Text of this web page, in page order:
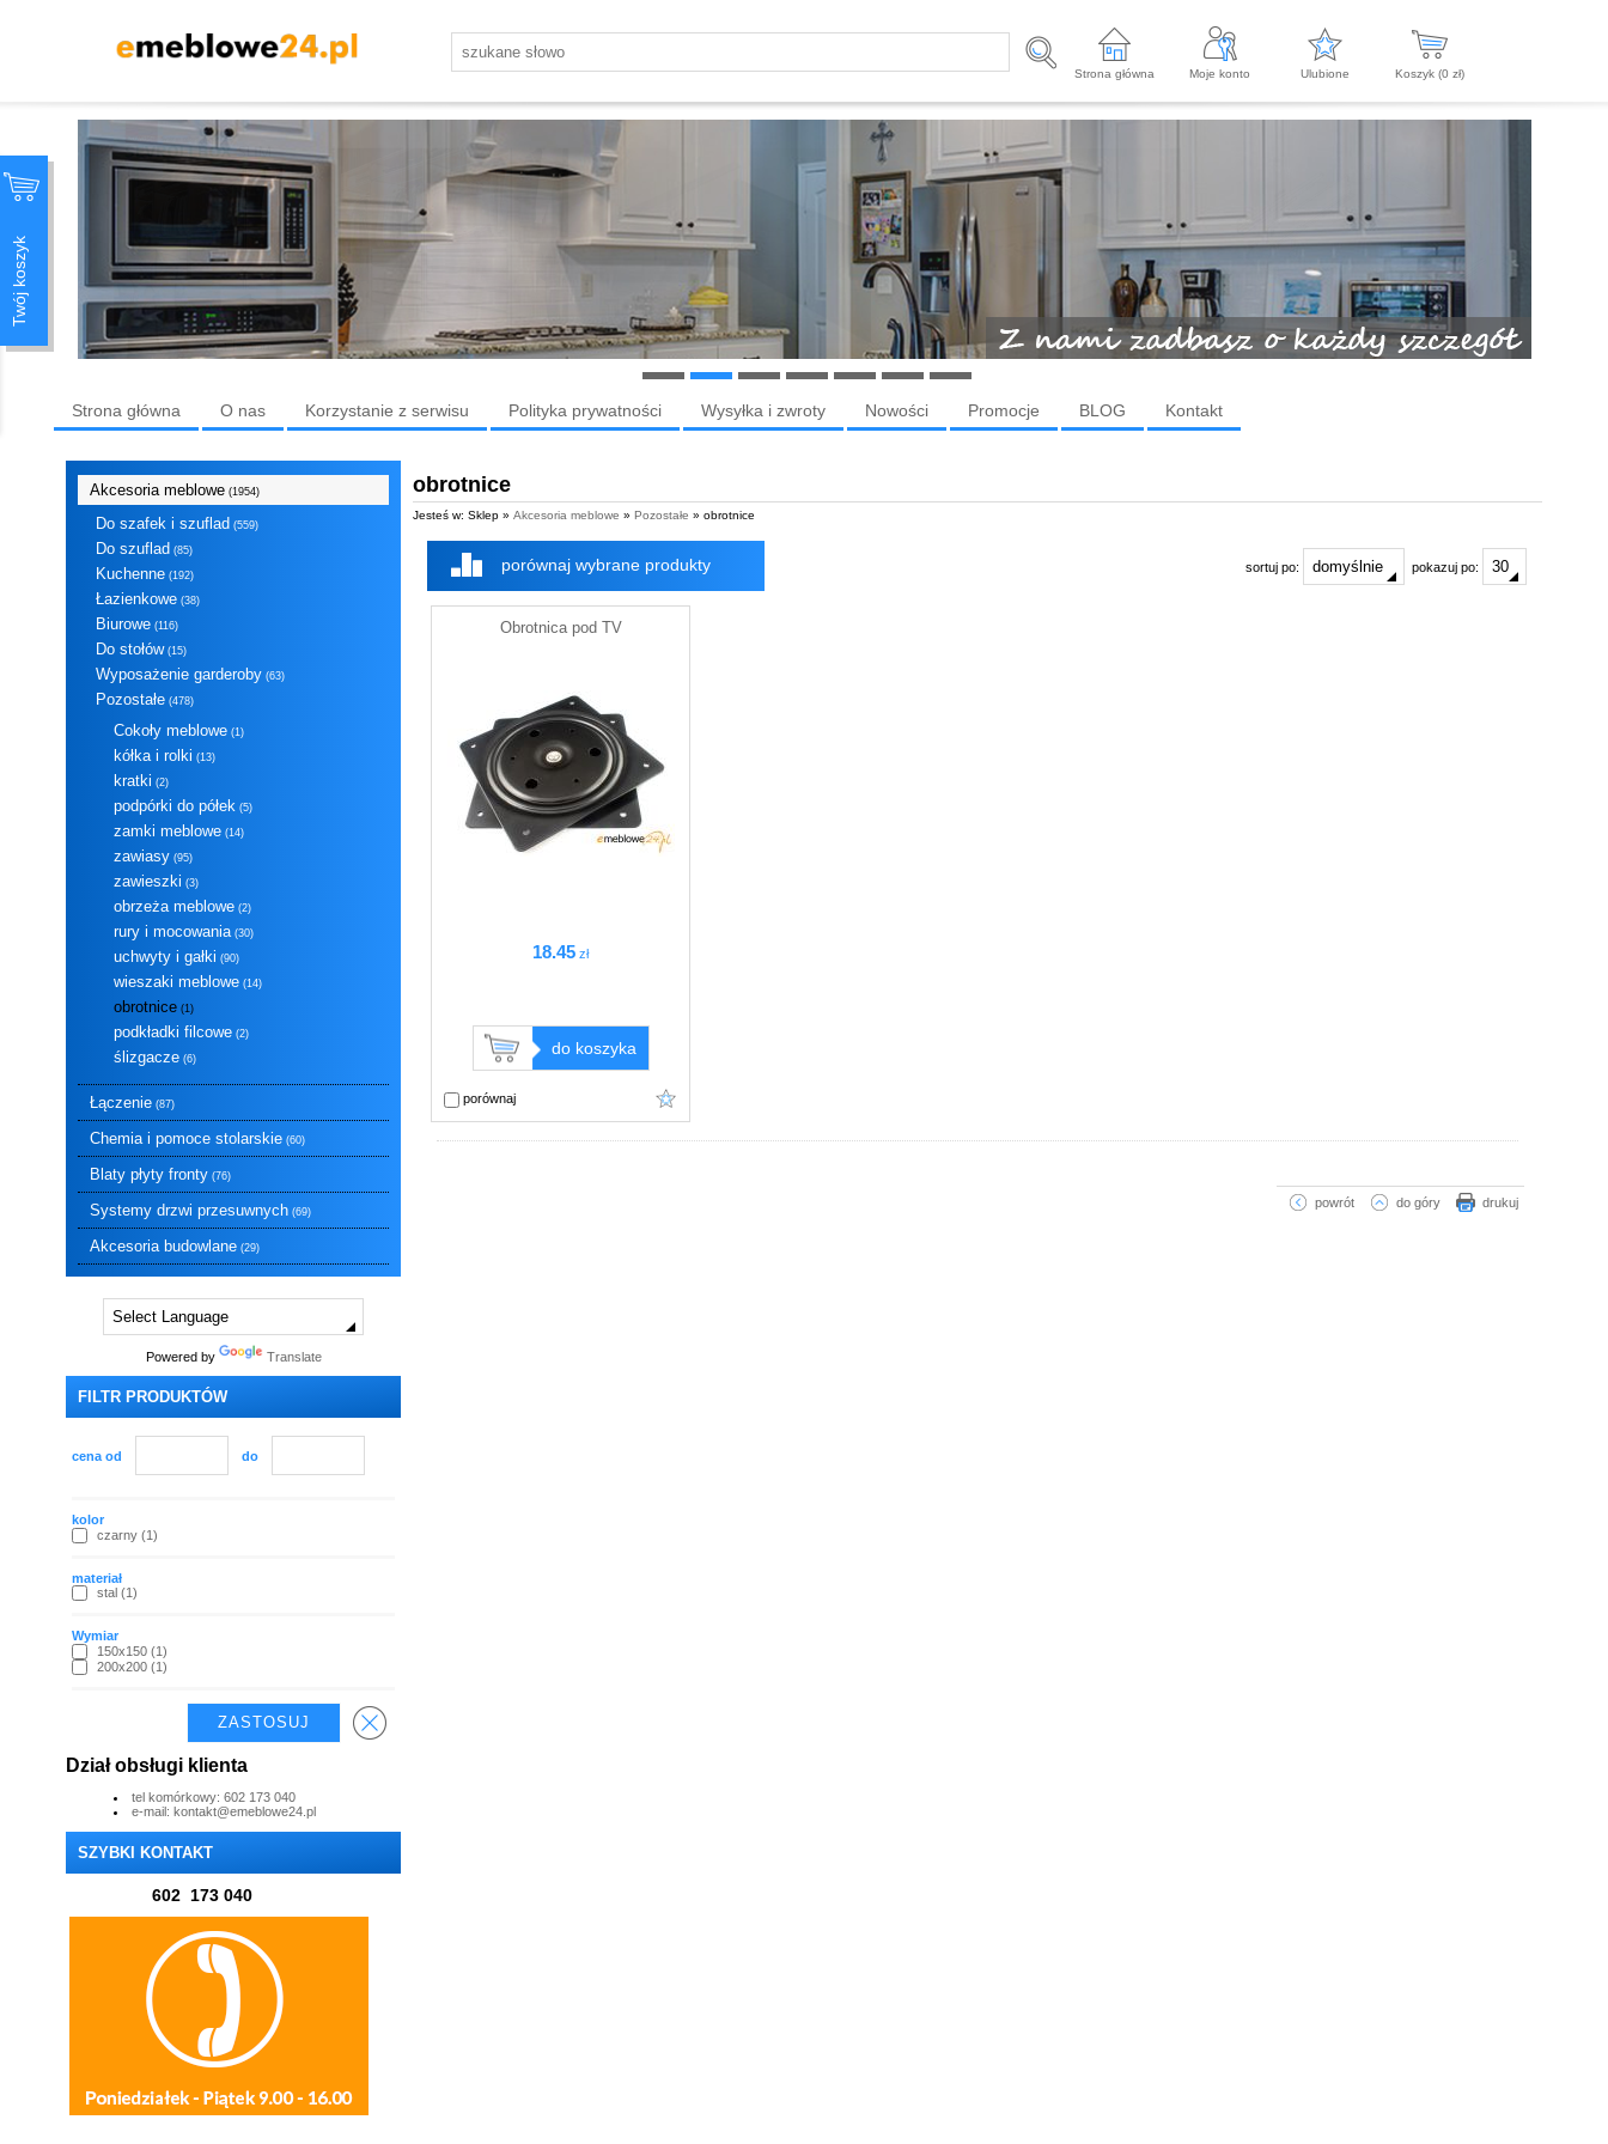
Strona główna Moje konto Ulubione Koszyk (0 zł)
Strona główna O nas Korzystanie z serwisu Polityka prywatności Wysyłka i zwroty Nowości Promocje BLOG Kontakt
Akcesoria meblowe (1954)
Do szafek i szuflad (559)
Do szuflad (85)
Kuchenne (192)
Łazienkowe (38)
Biurowe (116)
Do stołów(15)
Wyposażenie garderoby (63)
Pozostałe (478)
Cokoły meblowe (1)
kółka i rolki (13)
kratki (2)
podpórki do półek (5)
zamki meblowe (14)
zawiasy (95)
zawieszki (3)
obrzeża meblowe (2)
rury i mocowania(30)
uchwyty i gałki (90)
wieszaki meblowe (14)
obrotnice (1)
podkładki filcowe (2)
ślizgacze (6)
Łączenie (87)
Chemia i pomoce stolarskie (60)
Blaty płyty fronty (76)
Systemy drzwi przesuwnych (69)
Akcesoria budowlane (29)
Powered by Translate
FILTR PRODUKTÓW
cena od do
kolor
czarny (1)
materiał
stal (1)
Wymiar
150x150 (1)
200x200 (1)
Dział obsługi klienta
tel komórkowy: 602 173 040
e-mail: kontakt@emeblowe24.pl
SZYBKI KONTAKT
602 173 040
obrotnice
Jesteś w: Sklep » Akcesoria meblowe » Pozostałe » obrotnice
pokazuj po:
sortuj po:
porównaj wybrane produkty
Obrotnica pod TV
18.45 zł
do koszyka
porównaj
powrót do góry drukuj
Twój koszyk